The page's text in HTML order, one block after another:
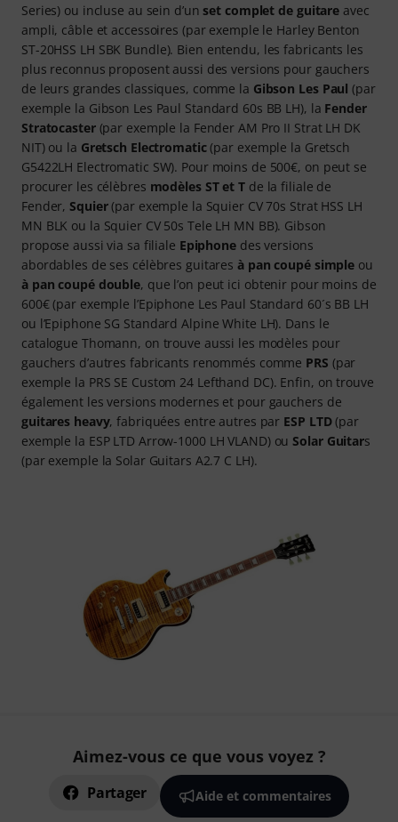
Series) ou incluse au sein d’unset complet de guitare avec
ampli, câble et accessoires (par exemple le Harley Benton
ST-20HSS LH SBK Bundle). Bien entendu, les fabricants les
plus reconnus proposent aussi des versions pour gauchers
de leurs grandes classiques, comme la Gibson Les Paul(par
exemple la Gibson Les Paul Standard 60s BB LH), la Fender
Stratocaster(par exemple la Fender AM Pro II Strat LH DK
NIT) ou la Gretsch Electromatic(par exemple la Gretsch
G5422LH Electromatic SW). Pour moins de 500€, on peut se
procurer les célèbres modèles ST et Tde la filiale de
Fender,Squier(par exemple la Squier CV 70s Strat HSS LH
MN BLK ou la Squier CV 50s Tele LH MN BB). Gibson
propose aussi via sa filiale Epiphonedes versions
abordables de ses célèbres guitaresà pan coupé simple ou
à pan coupé double, que l’on peut ici obtenir pour moins de
600€ (par exemple l’Epiphone Les Paul Standard 60´s BB LH
ou l’Epiphone SG Standard Alpine White LH). Dans le
catalogue Thomann, on trouve aussi les modèles pour
gauchers d’autres fabricants renommés comme PRS (par
exemple la PRS SE Custom 24 Lefthand DC). Enfin, on trouve
également les versions modernes et pour gauchers de
guitares heavy, fabriquées entre autres par ESP LTD(par
exemple la ESP LTD Arrow-1000 LH VLAND) ouSolar Guitars
(par exemple la Solar Guitars A2.7 C LH).
Aimez-vous ce que vous voyez ?
Partager Aide et commentaires